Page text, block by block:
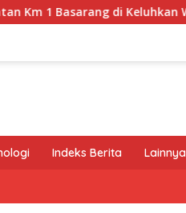
di Keluhkan Warga
Indeks Berita Lainnya